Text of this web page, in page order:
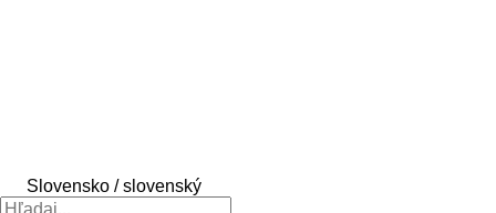
Slovensko / slovenský